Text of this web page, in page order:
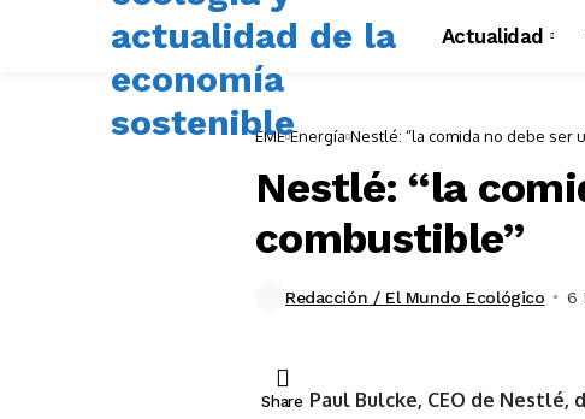
Actualidad
EME Energía Nestlé: “la comida no debe ser
Nestlé: “la
combustible”
Redacción / El Mundo Ecológico 6
Share Paul Bulcke, CEO de Nestlé,